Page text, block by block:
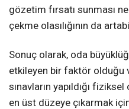
gözetim fırsatı sunması
çekme olasılığının da
Sonuç olarak, oda
etkileyen bir faktör olduğu
sınavların yapıldığı
en üst düzeye çıkarmak